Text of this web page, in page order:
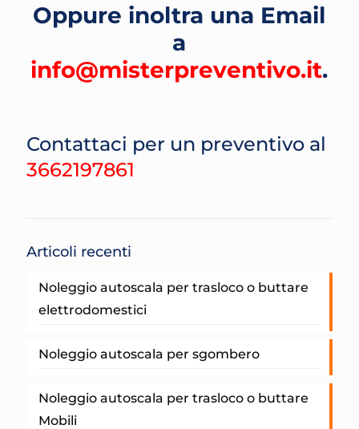
Oppure inoltra una Email
a
info@misterpreventivo.it.
Contattaci per un preventivo al
3662197861
Articoli recenti
Noleggio autoscala per trasloco o buttare
elettrodomestici
Noleggio autoscala per sgombero
Noleggio autoscala per trasloco o buttare
Mobili